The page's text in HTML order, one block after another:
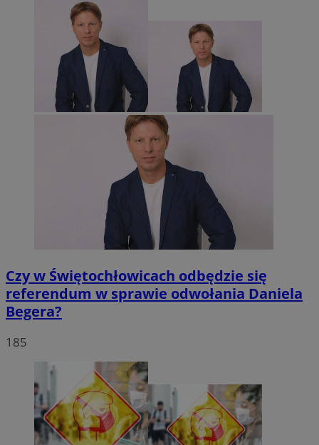
Czy w Świętochłowicach odbędzie się
referendum w sprawie odwołania Daniela
Begera?
185